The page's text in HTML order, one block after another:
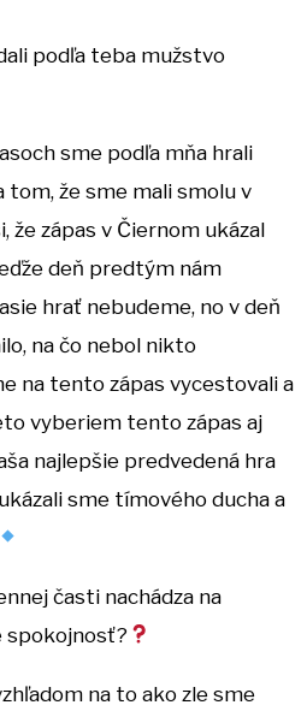
podľa teba mužstvo
sme podľa mňa hrali
že sme mali smolu v
že zápas v Čiernom ukázal
deň predtým nám
hrať nebudeme, no v deň
na čo nebol nikto
na tento zápas vycestovali a
vyberiem tento zápas aj
najlepšie predvedená hra
sme tímového ducha a
časti nachádza na
spokojnosť?
na to ako zle sme